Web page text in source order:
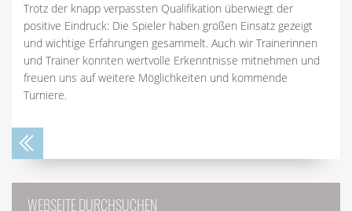
Trotz der knapp verpassten Qualifikation überwiegt der
positive Eindruck: Die Spieler haben großen Einsatz gezeigt
und wichtige Erfahrungen gesammelt. Auch wir Trainerinnen
und Trainer konnten wertvolle Erkenntnisse mitnehmen und
freuen uns auf weitere Möglichkeiten und kommende
Turniere.
WEBSEITE DURCHSUCHEN